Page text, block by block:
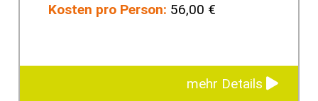
Kosten pro Person: 56,00 €
mehr Details